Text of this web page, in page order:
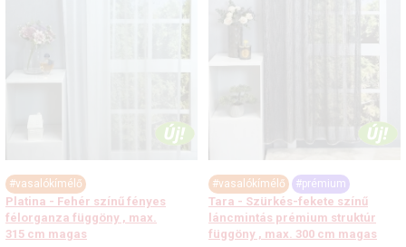
#vasalókímélő
Platina - Fehér színű fényes
félorganza függöny , max.
315 cm magas
#vasalókímélő #prémium
Tara - Szürkés-fekete színű
láncmintás prémium struktúr
függöny , max. 300 cm magas